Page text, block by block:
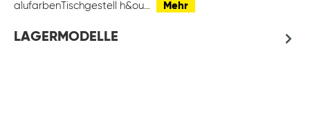
alufarbenTischgestell h&ou…
Mehr
LAGERMODELLE